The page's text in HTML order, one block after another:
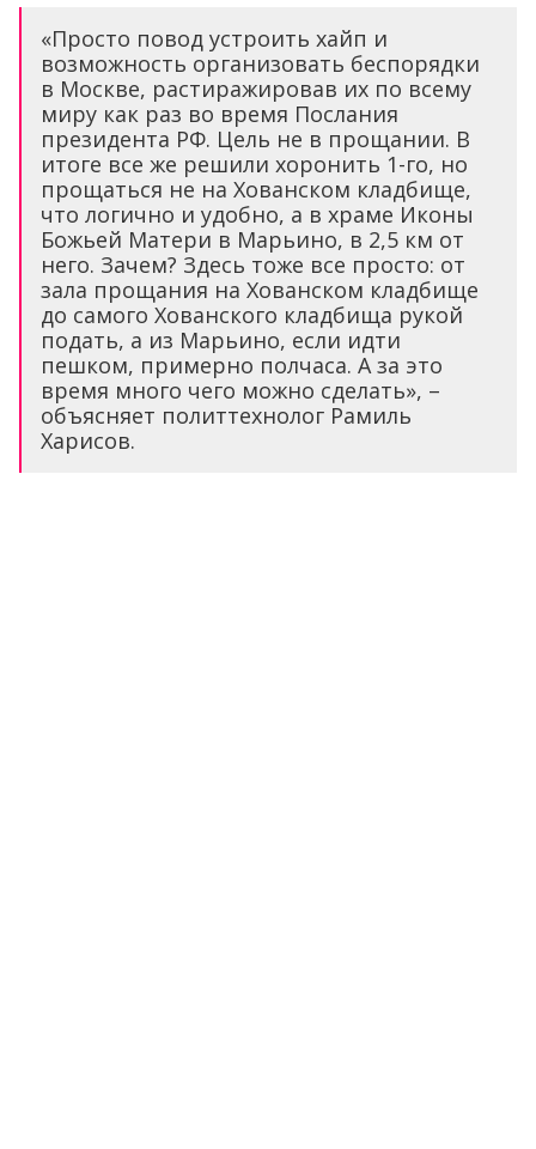
«Просто повод устроить хайп и
возможность организовать беспорядки
в Москве, растиражировав их по всему
миру как раз во время Послания
президента РФ. Цель не в прощании. В
итоге все же решили хоронить 1-го, но
прощаться не на Хованском кладбище,
что логично и удобно, а в храме Иконы
Божьей Матери в Марьино, в 2,5 км от
него. Зачем? Здесь тоже все просто: от
зала прощания на Хованском кладбище
до самого Хованского кладбища рукой
подать, а из Марьино, если идти
пешком, примерно полчаса. А за это
время много чего можно сделать», –
объясняет политтехнолог Рамиль
Харисов.